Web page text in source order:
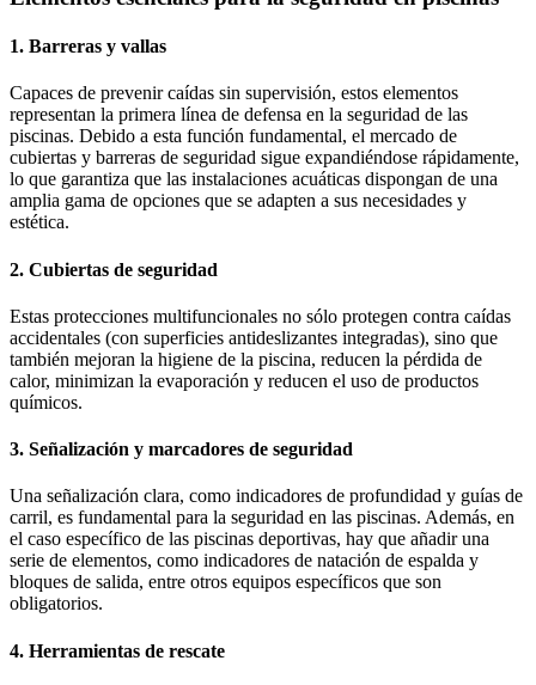
1. Barreras y vallas
Capaces de prevenir caídas sin supervisión, estos elementos
representan la primera línea de defensa en la seguridad de las
piscinas. Debido a esta función fundamental, el mercado de
cubiertas y barreras de seguridad sigue expandiéndose rápidamente,
lo que garantiza que las instalaciones acuáticas dispongan de una
amplia gama de opciones que se adapten a sus necesidades y
estética.
2. Cubiertas de seguridad
Estas protecciones multifuncionales no sólo protegen contra caídas
accidentales (con superficies antideslizantes integradas), sino que
también mejoran la higiene de la piscina, reducen la pérdida de
calor, minimizan la evaporación y reducen el uso de productos
químicos.
3. Señalización y marcadores de seguridad
Una señalización clara, como indicadores de profundidad y guías de
carril, es fundamental para la seguridad en las piscinas. Además, en
el caso específico de las piscinas deportivas, hay que añadir una
serie de elementos, como indicadores de natación de espalda y
bloques de salida, entre otros equipos específicos que son
obligatorios.
4. Herramientas de rescate